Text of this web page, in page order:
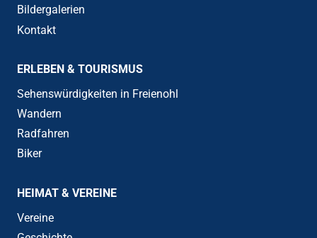
Bildergalerien
Kontakt
ERLEBEN & TOURISMUS
Sehenswürdigkeiten in Freienohl
Wandern
Radfahren
Biker
HEIMAT & VEREINE
Vereine